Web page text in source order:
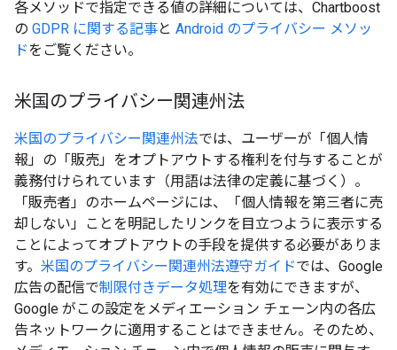
各メソッドで指定できる値の詳細については、Chartboost
の GDPR に関する記事と Android のプライバシー メソッ
ドをご覧ください。
米国のプライバシー関連州法
米国のプライバシー関連州法では、ユーザーが「個人情
報」の「販売」をオプトアウトする権利を付与することが
義務付けられています（用語は法律の定義に基づく）。
「販売者」のホームページには、「個人情報を第三者に売
却しない」ことを明記したリンクを目立つように表示する
ことによってオプトアウトの手段を提供する必要がありま
す。 米国のプライバシー関連州法遵守ガイドでは、Google
広告の配信で制限付きデータ処理を有効にできますが、
Google がこの設定をメディエーション チェーン内の各広
告ネットワークに適用することはできません。そのため、